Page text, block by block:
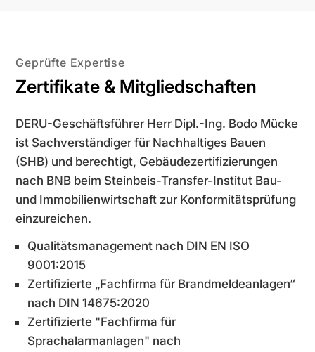
Geprüfte Expertise
Zertifikate & Mitgliedschaften
DERU-Geschäftsführer Herr Dipl.-Ing. Bodo Mücke
ist Sachverständiger für Nachhaltiges Bauen
(SHB) und berechtigt, Gebäudezertifizierungen
nach BNB beim Steinbeis-Transfer-Institut Bau-
und Immobilienwirtschaft zur Konformitätsprüfung
einzureichen.
Qualitätsmanagement nach DIN EN ISO
9001:2015
Zertifizierte „Fachfirma für Brandmeldeanlagen“
nach DIN 14675:2020
Zertifizierte "Fachfirma für
Sprachalarmanlagen" nach